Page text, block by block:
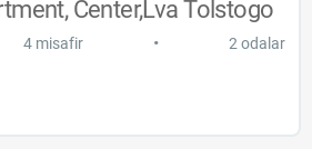
Center,Lva Tolstogo
4 misafir • 2 odalar